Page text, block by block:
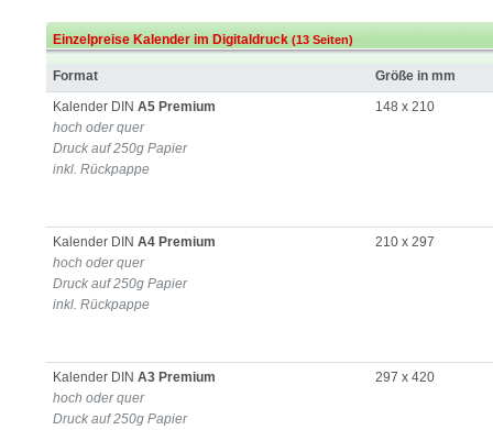
Einzelpreise Kalender im Digitaldruck(13 Seiten)
Format
Größe in mm
Kalender DINA5 Premium
hoch oder quer
Druck auf 250g Papier
inkl. Rückpappe
148 x 210
Kalender DINA4 Premium
hoch oder quer
Druck auf 250g Papier
inkl. Rückpappe
210 x 297
Kalender DINA3 Premium
hoch oder quer
Druck auf 250g Papier
297 x 420